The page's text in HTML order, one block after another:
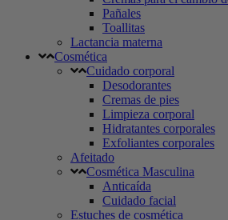
Pañales
Toallitas
Lactancia materna
Cosmética
Cuidado corporal
Desodorantes
Cremas de pies
Limpieza corporal
Hidratantes corporales
Exfoliantes corporales
Afeitado
Cosmética Masculina
Anticaída
Cuidado facial
Estuches de cosmética